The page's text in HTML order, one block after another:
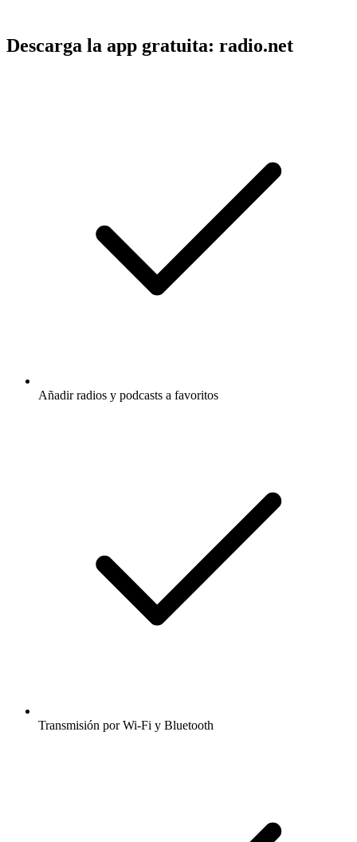
Descarga la app gratuita: radio.net
Añadir radios y podcasts a favoritos
Transmisión por Wi-Fi y Bluetooth